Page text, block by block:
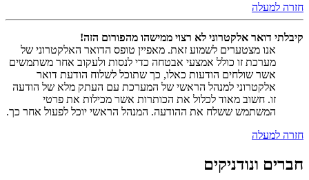
חזרה למעלה
קיבלתי דואר אלקטרוני לא רצוי ממישהו מהפורום הזה!
אנו מצטערים לשמוע זאת. מאפיין טופס הדואר האלקטרוני של
מערכת זו כולל אמצעי אבטחה כדי לנסות ולעקוב אחר משתמשים
אשר שולחים הודעות כאלו, כך שתוכל לשלוח הודעת דואר
אלקטרוני למנהל הראשי של המערכת עם העתק מלא של הודעה
זו. חשוב מאוד לכלול את הכותרות אשר מכילות את פרטי
המשתמש ששלח את ההודעה. המנהל הראשי יוכל לפעול אחר כך.
חזרה למעלה
חברים ונודניקים